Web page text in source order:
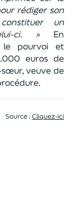
rédiger son
un
ci. »En
le pourvoi et
euros de
veuve de
Source :Cliquez-ici